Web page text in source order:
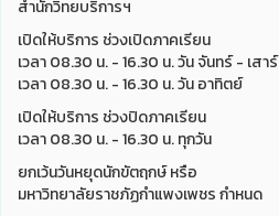
สำนักวิทยบริการฯ
เปิดให้บริการ ช่วงเปิดภาคเรียน
เวลา 08.30 น. - 16.30 น. วัน จันทร์ - เสาร์
เวลา 08.30 น. - 16.30 น. วัน อาทิตย์
เปิดให้บริการ ช่วงปิดภาคเรียน
เวลา 08.30 น. - 16.30 น. ทุกวัน
ยกเว้นวันหยุดนักขัตฤกษ์ หรือ
มหาวิทยาลัยราชภัฏกำแพงเพชร กำหนด